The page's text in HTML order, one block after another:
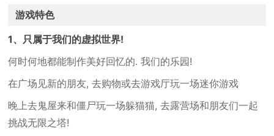
游戏特色
1、只属于我们的虚拟世界!
何时何地都能制作美好回忆的. 我们的乐园!
在广场见新的朋友, 去购物或去游戏厅玩一场迷你游戏
晚上去鬼屋来和僵尸玩一场躲猫猫, 去露营场和朋友们一起
挑战无限之塔!